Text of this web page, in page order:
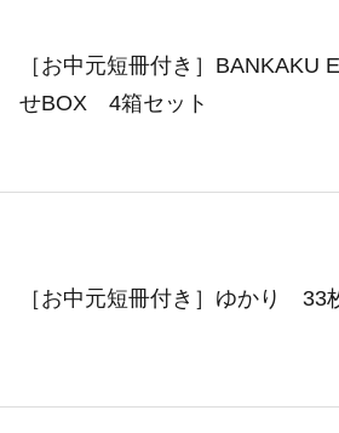
［お中元短冊付き］BANKAKU
せBOX 4箱セット
［お中元短冊付き］ゆかり 33